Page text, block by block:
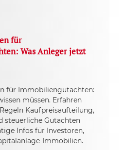
für
Was Anleger jetzt
für Immobiliengutachten:
müssen. Erfahren
Kaufpreisaufteilung,
steuerliche Gutachten
Infos für Investoren,
Immobilien.